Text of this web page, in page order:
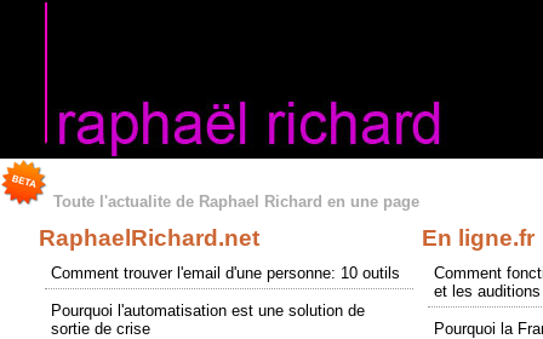
Toute l'actualite de Raphael Richard en une page
RaphaelRichard.net
Comment trouver l'email d'une personne: 10 outils
Pourquoi l'automatisation est une solution de
sortie de crise
En ligne.fr
Comment
et les
Pourquoi la